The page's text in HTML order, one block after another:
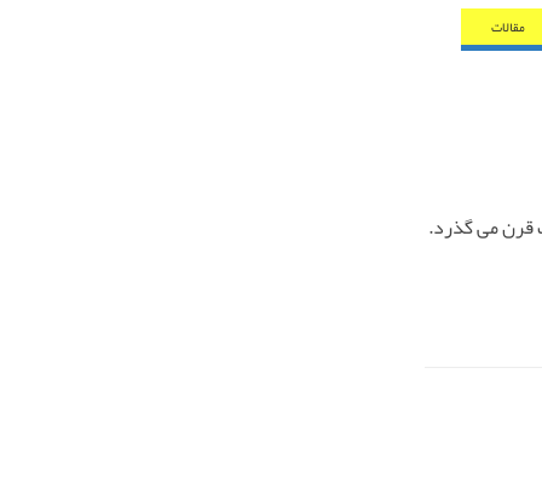
مقالات
قرن می گذرد.